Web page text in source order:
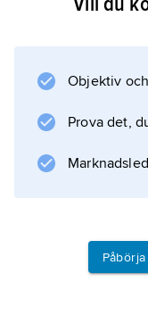
dirigering för
Objektiv
Prova det,